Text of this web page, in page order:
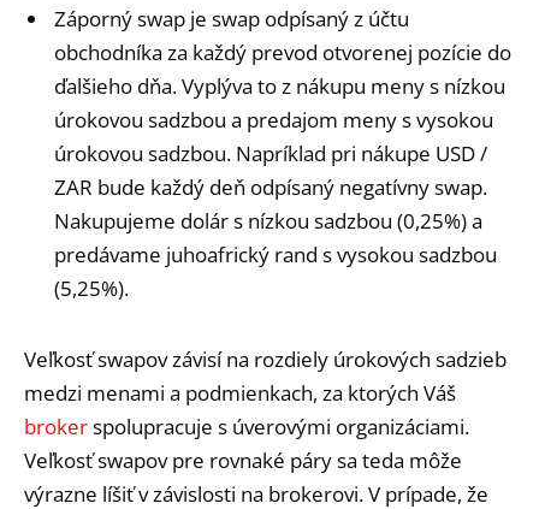
Záporný swap je swap odpísaný z účtu
obchodníka za každý prevod otvorenej pozície do
ďalšieho dňa. Vyplýva to z nákupu meny s nízkou
úrokovou sadzbou a predajom meny s vysokou
úrokovou sadzbou. Napríklad pri nákupe USD /
ZAR bude každý deň odpísaný negatívny swap.
Nakupujeme dolár s nízkou sadzbou (0,25%) a
predávame juhoafrický rand s vysokou sadzbou
(5,25%).
Veľkosť swapov závisí na rozdiely úrokových sadzieb
medzi menami a podmienkach, za ktorých Váš
brokerspolupracuje s úverovými organizáciami.
Veľkosť swapov pre rovnaké páry sa teda môže
výrazne líšiť v závislosti na brokerovi. V prípade, že